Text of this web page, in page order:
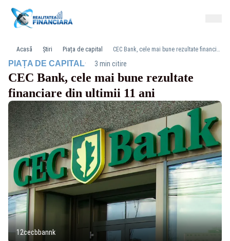
Acasă Știri Piața de capital CEC Bank, cele mai bune rezultate financiare din ultimii 11 ani
PIAȚA DE CAPITAL· 3 min citire
CEC Bank, cele mai bune rezultate
financiare din ultimii 11 ani
12cecbbannk